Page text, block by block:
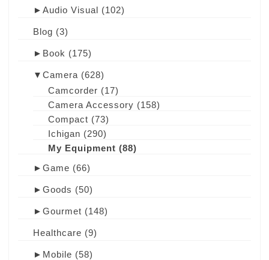
► Audio Visual (102)
Blog (3)
► Book (175)
▼ Camera (628)
Camcorder (17)
Camera Accessory (158)
Compact (73)
Ichigan (290)
My Equipment (88)
► Game (66)
► Goods (50)
► Gourmet (148)
Healthcare (9)
► Mobile (58)